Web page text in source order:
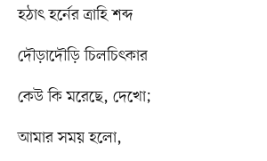
হঠাৎ হর্নের ত্রাহি শব্দ
দৌড়াদৌড়ি চিলচিৎকার
কেউ কি মরেছে, দেখো;
আমার সময় হলো,